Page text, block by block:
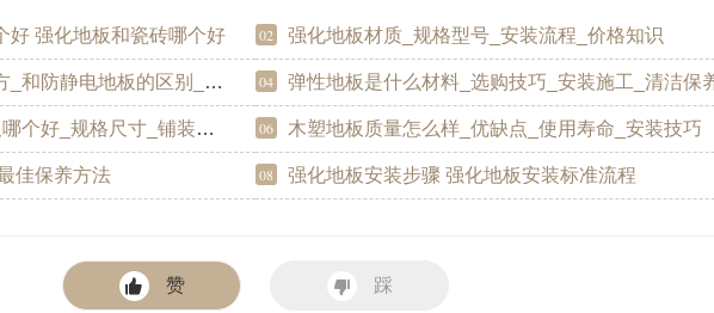
好 强化地板和瓷砖哪个好 02 强化地板材质_规格型号_安装流程_价格知识
电地板的区别_施工铺设知识 04 弹性地板是什么材料_选购技巧_安装施工_清洁保养知
_规格尺寸_铺装施工知识 06 木塑地板质量怎么样_优缺点_使用寿命_安装技巧
佳保养方法 08 强化地板安装步骤 强化地板安装标准流程
赞 踩